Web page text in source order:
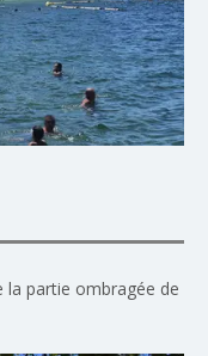
la partie ombragée de